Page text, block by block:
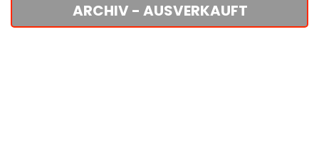
ARCHIV - AUSVERKAUFT